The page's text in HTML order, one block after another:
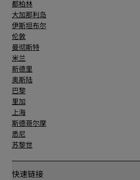
都柏林
大加那利岛
伊斯坦布尔
伦敦
曼彻斯特
米兰
新德里
奥斯陆
巴黎
里加
上海
斯德哥尔摩
悉尼
苏黎世
快速链接